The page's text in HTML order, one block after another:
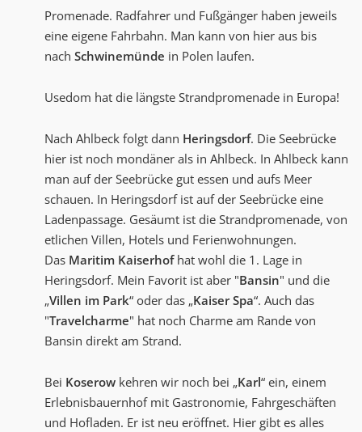
Promenade. Radfahrer und Fußgänger haben jeweils
eine eigene Fahrbahn. Man kann von hier aus bis
nach Schwinemünde in Polen laufen.
Usedom hat die längste Strandpromenade in Europa!
Nach Ahlbeck folgt dann Heringsdorf. Die Seebrücke
hier ist noch mondäner als in Ahlbeck. In Ahlbeck kann
man auf der Seebrücke gut essen und aufs Meer
schauen. In Heringsdorf ist auf der Seebrücke eine
Ladenpassage. Gesäumt ist die Strandpromenade, von
etlichen Villen, Hotels und Ferienwohnungen.
Das Maritim Kaiserhofhat wohl die 1. Lage in
Heringsdorf. Mein Favorit ist aber "Bansin" und die
„Villen im Park“ oder das „KaiserSpa“. Auch das
"Travelcharme" hat noch Charme am Rande von
Bansin direkt am Strand.
Bei Koserow kehren wir noch bei „Karl“ ein, einem
Erlebnisbauernhof mit Gastronomie, Fahrgeschäften
und Hofladen. Er ist neu eröffnet. Hier gibt es alles